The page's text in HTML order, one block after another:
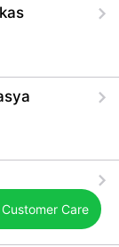
Customer Care